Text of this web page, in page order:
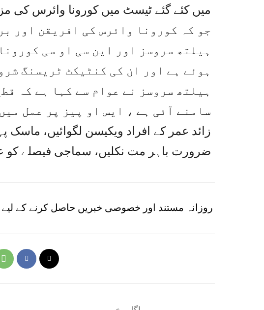
جو کہ کورونا وائرس کی افریقن اور
ہیلتھ سروسز اور این سی او سی
ہوئے ہے اور ان کی کنٹیکٹ ٹریسنگ
ہیلتھ سروسز نے عوام سے کہا ہے کہ
زائد عمر کے افراد ویکیسن لگوائیں، ماسک
ضرورت باہر مت نکلیں، سماجی فیصلے کو
روزانہ مستند اور خصوصی خبریں حاصل کرنے کے